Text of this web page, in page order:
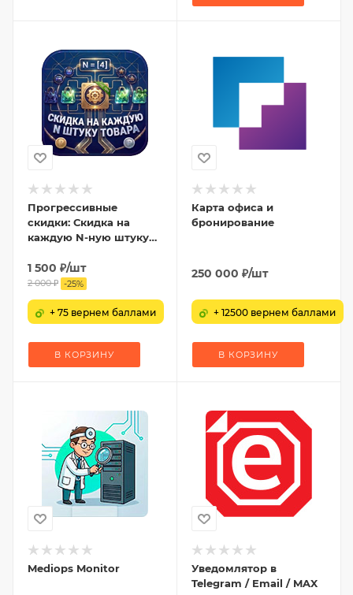
Прогрессивные
скидки: Скидка на
каждую N-ную штуку
1 500 ₽/шт
2 000₽ -25%
+ 75 вернем баллами
В КОРЗИНУ
Карта офиса и
бронирование
250 000 ₽/шт
+ 12500 вернем баллами
В КОРЗИНУ
Mediops Monitor
Уведомлятор в
Telegram / Email / MAX